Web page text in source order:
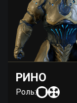
РИНО
Роль: